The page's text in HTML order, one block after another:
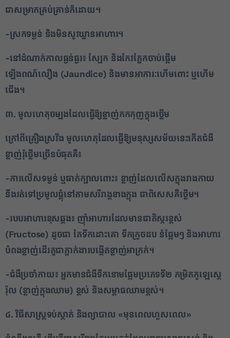
ជាសម្រាកគ្រប់គ្រាន់ក៏ដោយ។
-ស្រកទម្ងន់ និងមិនសូវឃ្លានអាហារ។
-នៅដំណាក់កាលធ្ងន់ធ្ងរ៖ ស្បែក និងកែវភ្នែកចាប់ផ្តើម
ឡើងពណ៌លឿង (Jaundice) និងមានអាការៈហើមពោះ ឬហើម
ជើង។
៣. មូលហេតុចម្បងដែលធ្វើឱ្យខ្លាញ់កកកុញក្នុងថ្លើម
ក្រៅពីគ្រឿងស្រវឹង មូលហេតុដែលធ្វើឱ្យមនុស្សសម័យនេះកើតជំងឺ
ខ្លាញ់រុំថ្លើមច្រើនបំផុតគឺ៖
-ការលើសទម្ងន់ ឬធាត់ក្បាលពោះ៖ ខ្លាញ់ដែលលើសក្នុងរាងកាយ
នឹងរត់ទៅប្រមូលផ្តុំនៅតាមសរីរាង្គខាងក្នុង ជាពិសេសគឺថ្លើម។
-របបអាហារខុសឆ្គង៖ ញ៉ាំអាហារដែលមានជាតិស្ករខ្ពស់
(Fructose) ដូចជា តែទឹកដោះគោ ទឹកក្រូចដប នំផ្អែមៗ និងអាហារ
បំពងខ្លាញ់ដើរតួជាភ្នាក់ងារបង្កើតខ្លាញ់អាក្រក់។
-ជំងឺប្រចាំកាយ៖ អ្នកមានជំងឺទឹកនោមផ្អែមប្រភេទទី២ កម្រិតកូឡេស្តេ
រ៉ុល (ខ្លាញ់ក្នុងឈាម) ខ្ពស់ និងសម្ពាធឈាមខ្ពស់។
៤. វិធីសាស្ត្រទប់ស្កាត់ និងព្យាបាល «មុនពេលហួសពេល»
✕